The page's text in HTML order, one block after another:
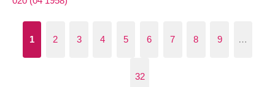
1 2 3 4 5 6 7 8 9 …
32